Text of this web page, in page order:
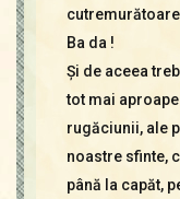
Ba da !
Şi de aceea
tot mai
rugăciunii, ale
noastre sfinte,
până la capăt,